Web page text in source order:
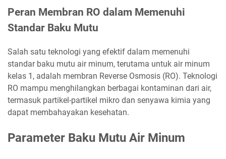
Peran Membran RO dalam Memenuhi
Standar Baku Mutu
Salah satu teknologi yang efektif dalam memenuhi
standar baku mutu air minum, terutama untuk air minum
kelas 1, adalah membran Reverse Osmosis (RO). Teknologi
RO mampu menghilangkan berbagai kontaminan dari air,
termasuk partikel-partikel mikro dan senyawa kimia yang
dapat membahayakan kesehatan.
Parameter Baku Mutu Air Minum